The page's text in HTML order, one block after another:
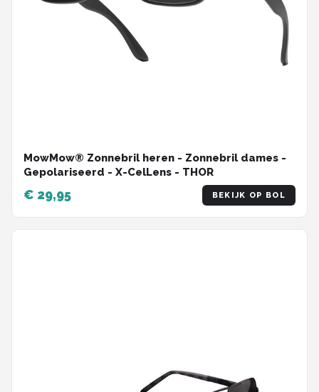
MowMow® Zonnebril heren - Zonnebril dames -
Gepolariseerd - X-CelLens - THOR
€ 29,95 BEKIJK OP BOL